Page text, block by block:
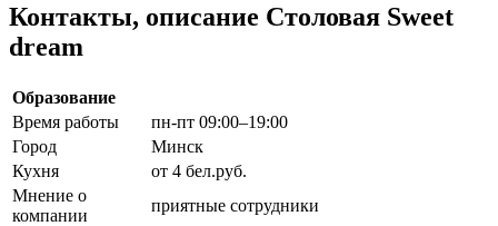
Контакты, описание Столовая Sweet
dream
Образование
Время работы
пн-пт 09:00–19:00
Город
Минск
Кухня
от 4 бел.руб.
Мнение о
компании
приятные сотрудники